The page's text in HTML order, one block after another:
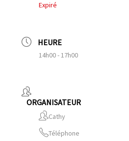
Expiré
HEURE
14h00 - 17h00
ORGANISATEUR
Cathy
Téléphone